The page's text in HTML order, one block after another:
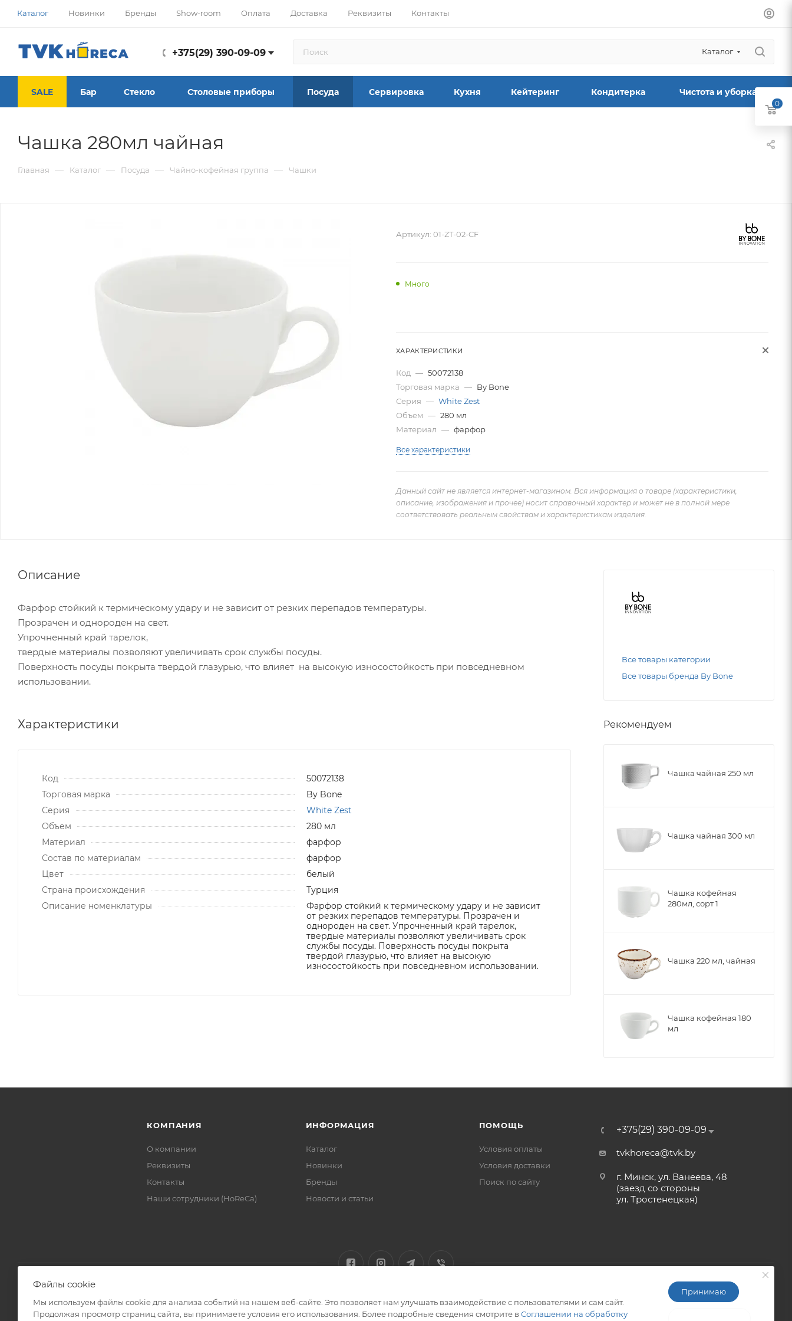
Каталог Новинки Бренды Show-room Оплата Доставка Реквизиты Контакты
+375(29) 390-09-09 Каталог
SALE Бар Стекло Столовые приборы Посуда Сервировка Кухня Кейтеринг Кондитерка Чистота и уборка
Чашка 280мл чайная
Главная — Каталог — Посуда — Чайно-кофейная группа — Чашки
Артикул: 01-ZT-02-CF
Много
ХАРАКТЕРИСТИКИ
Код — 50072138
Торговая марка — By Bone
Серия — White Zest
Объем — 280 мл
Материал — фарфор
Все характеристики
Данный сайт не является интернет-магазином. Вся информация о товаре (характеристики,
описание, изображения и прочее) носит справочный характер и может не в полной мере
соответствовать реальным свойствам и характеристикам изделия.
Описание
Фарфор стойкий к термическому удару и не зависит от резких перепадов температуры.
Прозрачен и однороден на свет.
Упрочненный край тарелок,
твердые материалы позволяют увеличивать срок службы посуды.
Поверхность посуды покрыта твердой глазурью, что влияет на высокую износостойкость при повседневном
использовании.
Характеристики
Код
50072138
Торговая марка
By Bone
Серия
White Zest
Объем
280 мл
Материал
фарфор
Состав по материалам
фарфор
Цвет
белый
Страна происхождения
Турция
Описание номенклатуры
Фарфор стойкий к термическому удару и не зависит
от резких перепадов температуры. Прозрачен и
однороден на свет. Упрочненный край тарелок,
твердые материалы позволяют увеличивать срок
службы посуды. Поверхность посуды покрыта
твердой глазурью, что влияет на высокую
износостойкость при повседневном использовании.
Все товары категории
Все товары бренда By Bone
Рекомендуем
Чашка чайная 250 мл
Чашка чайная 300 мл
Чашка кофейная
280мл, сорт 1
Чашка 220 мл, чайная
Чашка кофейная 180
мл
КОМПАНИЯ
О компании
Реквизиты
Контакты
Наши сотрудники (HoReCa)
ИНФОРМАЦИЯ
Каталог
Новинки
Бренды
Новости и статьи
ПОМОЩЬ
Условия оплаты
Условия доставки
Поиск по сайту
+375(29) 390-09-09
tvkhoreca@tvk.by
г. Минск, ул. Ванеева, 48
(заезд со стороны
ул. Тростенецкая)
2026 © ЗАО «ТВК» Разработка сайтов в Минске
0
Файлы cookie
Мы используем файлы cookie для анализа событий на нашем веб-сайте. Это позволяет нам улучшать взаимодействие с пользователями и сам сайт.
Продолжая просмотр страниц сайта, вы принимаете условия его использования. Более подробные сведения смотрите в Соглашении на обработку
Принимаю